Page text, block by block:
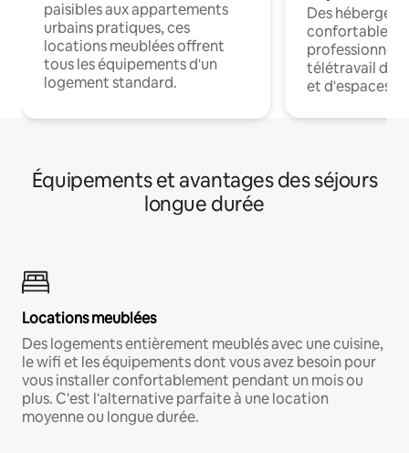
paisibles aux appartements
urbains pratiques, ces
locations meublées offrent
tous les équipements d'un
logement standard.
Des
confortables
professionnels
télétravail
et d'espaces
Équipements et avantages des séjours
longue durée
Locations meublées
Des logements entièrement meublés avec une cuisine,
le wifi et les équipements dont vous avez besoin pour
vous installer confortablement pendant un mois ou
plus. C'est l'alternative parfaite à une location
moyenne ou longue durée.